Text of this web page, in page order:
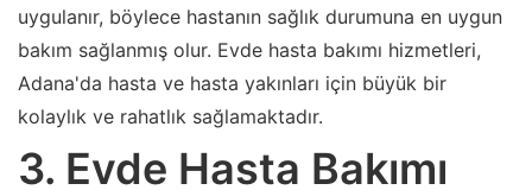
uygulanır, böylece hastanın sağlık durumuna en uygun
bakım sağlanmış olur. Evde hasta bakımı hizmetleri,
Adana'da hasta ve hasta yakınları için büyük bir
kolaylık ve rahatlık sağlamaktadır.
3. Evde Hasta Bakımı